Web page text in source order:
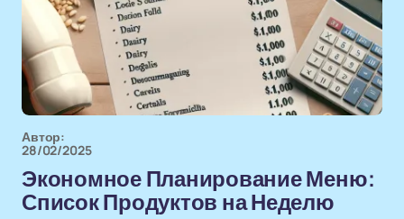
Автор:
28/02/2025
Экономное Планирование Меню:
Список Продуктов на Неделю